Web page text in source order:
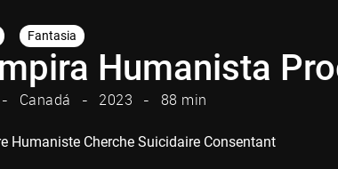
Fantasia
Humanista
Canadá 2023 88 min
Humaniste Cherche Suicidaire Consentant